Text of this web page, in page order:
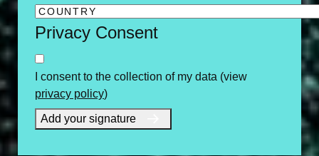
Privacy Consent
I consent to the collection of my data (view
privacy policy)